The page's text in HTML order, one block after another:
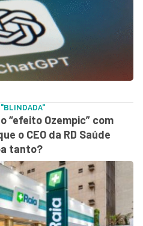
"BLINDADA"
“efeito Ozempic” com
o CEO da RD Saúde
tanto?